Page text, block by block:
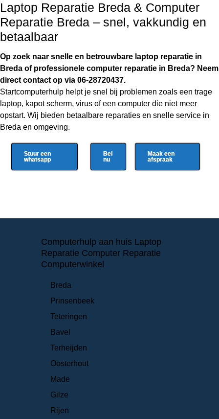
Laptop Reparatie Breda & Computer
Reparatie Breda – snel, vakkundig en
betaalbaar
Op zoek naar snelle en betrouwbare laptop reparatie in
Breda of professionele computer reparatie in Breda? Neem
direct contact op via 06-28720437.
Startcomputerhulp helpt je snel bij problemen zoals een trage
laptop, kapot scherm, virus of een computer die niet meer
opstart. Wij bieden betaalbare reparaties en snelle service in
Breda en omgeving.
Stuur een
whatsapp
Bel
nu
Maak een
afspraak
Computerhulp aan huis Laptop
Reparatie Computer Reparatie
Computerwinkel
Breda
Prinsenbeek
Teteringen
Bavel
Terheijden
Oosterhout
Made
Gilze
Rijen